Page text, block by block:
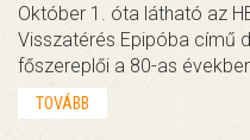
Október 1. óta látható az
Visszatérés Epipóba című
főszereplői a 80-as
TOVÁBB